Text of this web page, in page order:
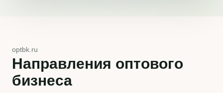
optbk.ru
Направления оптового
бизнеса